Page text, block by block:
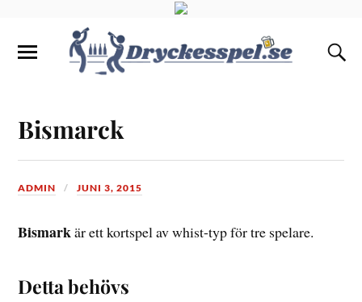
Bismarck
ADMIN JUNI 3, 2015
Bismarkär ett kortspel av whist-typ för tre spelare.
Detta behövs